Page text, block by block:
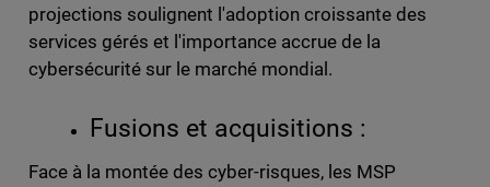
projections soulignent l'adoption croissante des
services gérés et l'importance accrue de la
cybersécurité sur le marché mondial.
Fusions et acquisitions :
Face à la montée des cyber-risques, les MSP